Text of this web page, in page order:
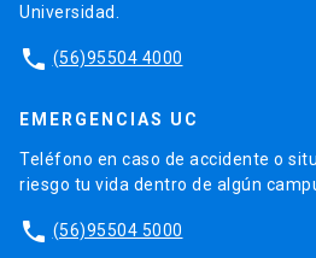
Universidad.
phone (56)95504 4000
EMERGENCIAS UC
Teléfono en caso de accidente o
riesgo tu vida dentro de algún
phone (56)95504 5000